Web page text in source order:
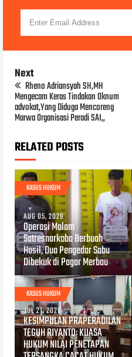
Next
Rheno Adriansyah SH,MH
Mengecam Keras Tindakan Oknum
advokat,Yang Diduga Mencoreng
Marwa Organisasi Peradi SAI,,
RELATED POSTS
KASUS HUKUM
AUG 05, 2026
Operasi Malam
Satresnarkoba Berbuah
Hasil, Dua Pengedar Sabu
Dibekuk di Pagar Merbau
KASUS HUKUM
JUL 21, 2026
KESIMPULAN PRAPERADILAN
TEGUH RIYANTO: KUASA
HUKUM NILAI PENETAPAN